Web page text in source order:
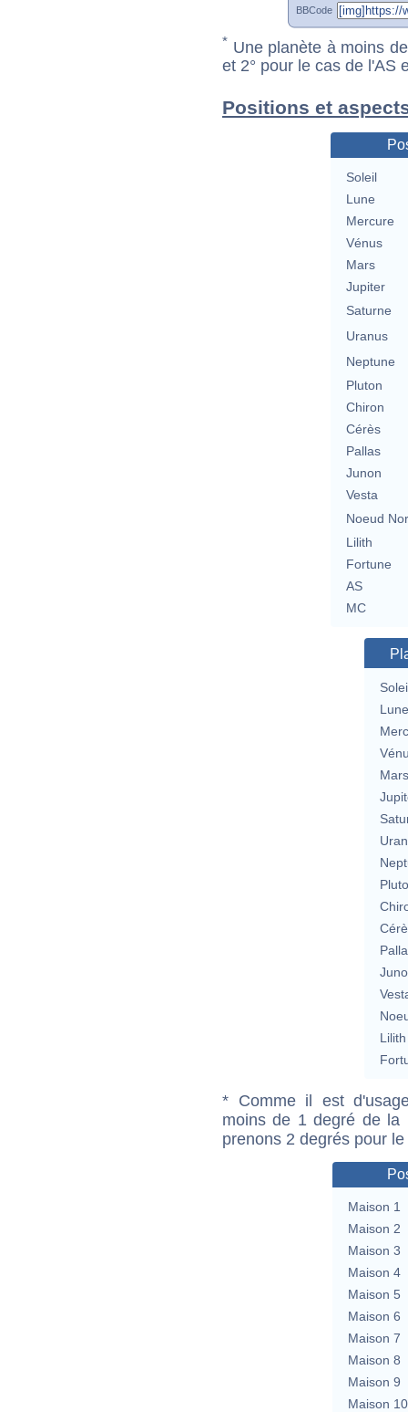
BBCode
* Une planète à moins
et 2° pour le cas de l'AS
Positions et
Soleil
Lune
Mercure
Vénus
Mars
Jupiter
Saturne
Uranus
Neptune
Pluton
Chiron
Cérès
Pallas
Junon
Vesta
Noeud
Lilith
Fortune
AS
MC
Lune
Mars
Lilith
* Comme il est
moins de 1 degré de la
prenons 2 degrés pour
Maison 1
Maison 2
Maison 3
Maison 4
Maison 5
Maison 6
Maison 7
Maison 8
Maison 9
Maison 10